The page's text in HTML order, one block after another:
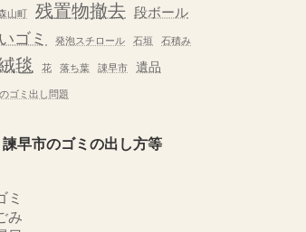
山町 残置物撤去 段ボール
ゴミ 発泡スチロール 石垣 石積み
毯 花 落ち葉 諌早市 遺品
ゴミ出し問題
早市のゴミの出し方等
ミ
み